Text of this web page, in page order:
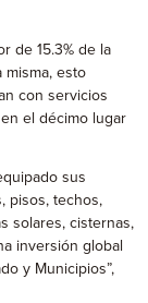
de 15.3% de la
misma, esto
con servicios
el décimo lugar
sus
pisos, techos,
solares, cisternas,
inversión global
y Municipios”,